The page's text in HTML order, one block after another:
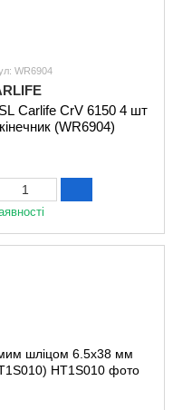
WR6904
Carlife CrV 6150 4 шт
(WR6904)